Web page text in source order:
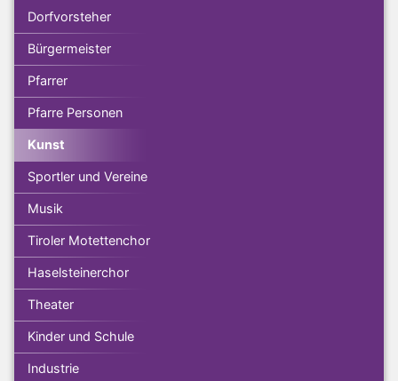
Dorfvorsteher
Bürgermeister
Pfarrer
Pfarre Personen
Kunst
Sportler und Vereine
Musik
Tiroler Motettenchor
Haselsteinerchor
Theater
Kinder und Schule
Industrie